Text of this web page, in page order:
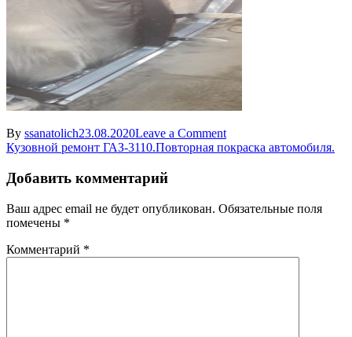
By ssanatolich23.08.2020Leave a Commenton
20200427_222042
Навигация
по
записям
Кузовной ремонт ГАЗ-3110.Повторная покраска автомобиля.
Добавить комментарий
Ваш адрес email не будет опубликован. Обязательные поля
помечены *
Комментарий *